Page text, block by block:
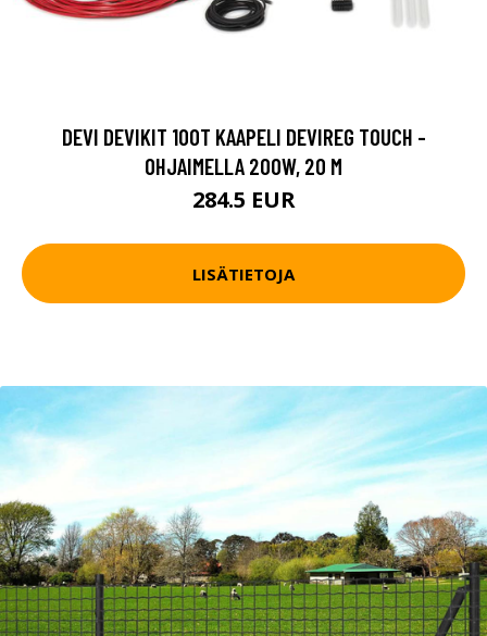
DEVI DEVIKIT 100T KAAPELI DEVIREG TOUCH -
OHJAIMELLA 200W, 20 M
284.5 EUR
LISÄTIETOJA